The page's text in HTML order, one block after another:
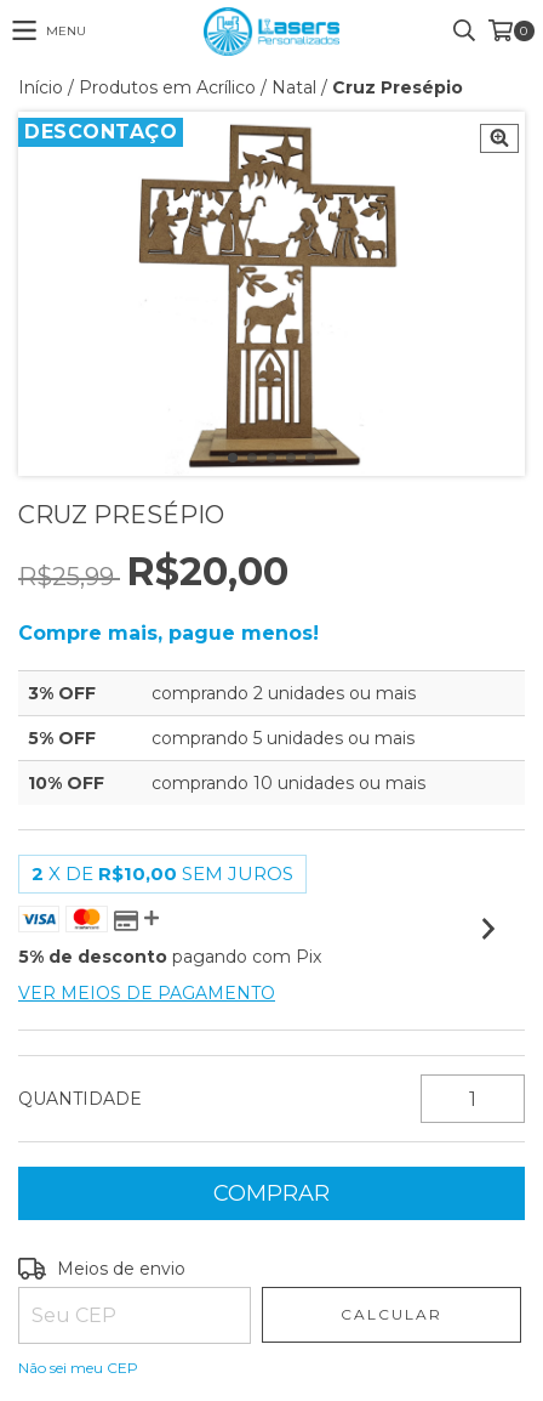
MENU 0
Início / Produtos em Acrílico / Natal / Cruz Presépio
DESCONTAÇO
CRUZ PRESÉPIO
R$25,99 R$20,00
Compre mais, pague menos!
3% OFF comprando 2 unidades ou mais
5% OFF comprando 5 unidades ou mais
10% OFF comprando 10 unidades ou mais
2 X DE R$10,00 SEM JUROS
5% de desconto pagando com Pix
VER MEIOS DE PAGAMENTO
QUANTIDADE
Entregas para o CEP:
Meios de envio
CALCULAR
Não sei meu CEP